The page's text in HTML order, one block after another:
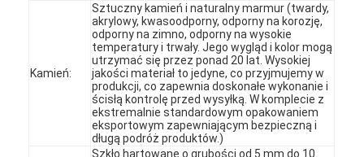
Produkty
VR Show
Kamień:
Sztuczny kamień i naturalny marmur (twardy,
akrylowy, kwasoodporny, odporny na korozję,
odporny na zimno, odporny na wysokie
temperatury i trwały. Jego wygląd i kolor mogą
utrzymać się przez ponad 20 lat. Wysokiej
jakości materiał to jedyne, co przyjmujemy w
produkcji, co zapewnia doskonałe wykonanie i
ścisłą kontrolę przed wysyłką. W komplecie z
ekstremalnie standardowym opakowaniem
eksportowym zapewniającym bezpieczną i
długą podróż produktów.)
Szkło hartowane o grubości od 5 mm do 10